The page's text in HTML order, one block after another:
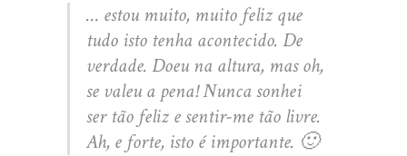
… estou muito, muito feliz que
tudo isto tenha acontecido. De
verdade. Doeu na altura, mas oh,
se valeu a pena! Nunca sonhei
ser tão feliz e sentir-me tão livre.
Ah, e forte, isto é importante. 🙂